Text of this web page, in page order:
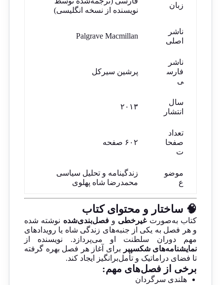
زبان
نویسنده از نسخه انگلیسی)
ناشر
اصلی
Palgrave Macmillan
ناشر
فارس
ی
پرشین سیرکل
سال
انتشار
۲۰۱۳
تعداد
صفحا
ت
۶۰۲ صفحه
موضو
ع
زندگینامه و تحلیل سیاسی
محمدرضا شاه پهلوی
🧠 ساختار و محتوای کتاب
کتاب به‌صورتغیرخطی وفصل‌بندی‌شده نوشته شده
و هر فصل به یکی از جنبه‌های زندگی شاه یا رویدادهای
مهم دوران سلطنت او می‌پردازد. نویسنده از
نمایشنامه‌های شکسپیر
برای آغاز هر فصل بهره گرفته
تا فضای دراماتیک و تأمل‌برانگیز ایجاد کند.
برخی از فصل‌های مهم:
هلندی سرگردان